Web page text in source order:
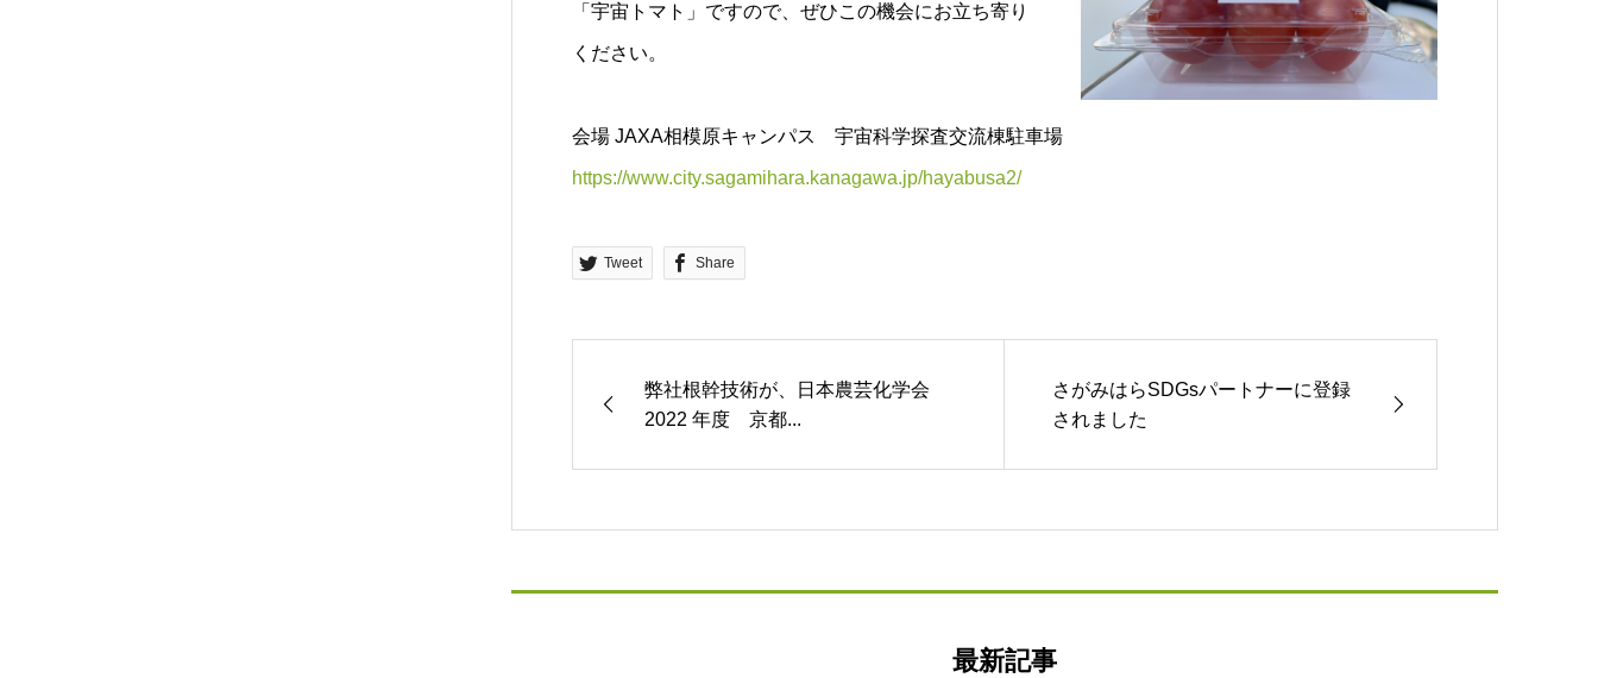
「宇宙トマト」ですので、ぜひこの機会にお立ち寄り
ください。
会場 JAXA相模原キャンパス 宇宙科学探査交流棟駐車場
https://www.city.sagamihara.kanagawa.jp/hayabusa2/
Tweet Share
弊社根幹技術が、日本農芸化学会
2022 年度 京都...
さがみはらSDGsパートナーに登録
されました
最新記事